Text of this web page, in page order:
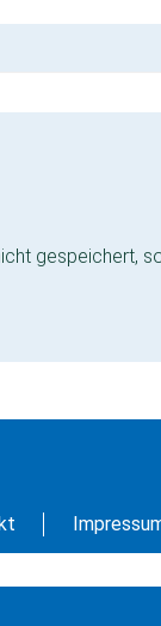
gespeichert,